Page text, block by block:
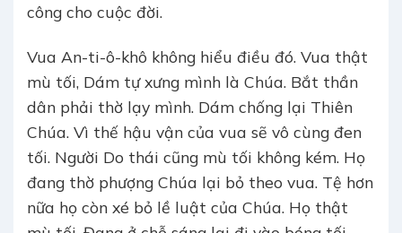
công cho cuộc đời.
Vua An-ti-ô-khô không hiểu điều đó. Vua thật
mù tối, Dám tự xưng mình là Chúa. Bắt thần
dân phải thờ lạy mình. Dám chống lại Thiên
Chúa. Vì thế hậu vận của vua sẽ vô cùng đen
tối. Người Do thái cũng mù tối không kém. Họ
đang thờ phượng Chúa lại bỏ theo vua. Tệ hơn
nữa họ còn xé bỏ lề luật của Chúa. Họ thật